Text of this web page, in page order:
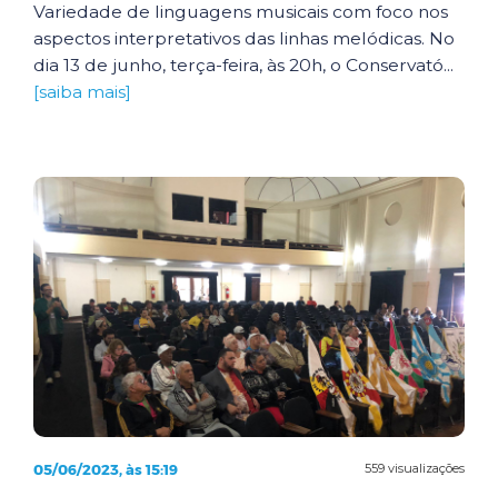
Variedade de linguagens musicais com foco nos
aspectos interpretativos das linhas melódicas. No
dia 13 de junho, terça-feira, às 20h, o Conservató...
[saiba mais]
559 visualizações
05/06/2023, às 15:19